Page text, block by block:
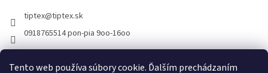
Tento web používa súbory cookie. Ďalším prechádzaním
tiptex@tiptex.sk
0918765514 pon-pia 9oo-16oo